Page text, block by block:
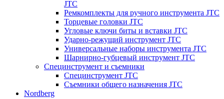
JTC
Ремкомплекты для ручного инструмента JTC
Торцевые головки JTC
Угловые ключи биты и вставки JTC
Ударно-режущий инструмент JTC
Универсальные наборы инструмента JTC
Шарнирно-губцевый инструмент JTC
Специнструмент и съемники
Специнструмент JTC
Съемники общего назначения JTC
Nordberg